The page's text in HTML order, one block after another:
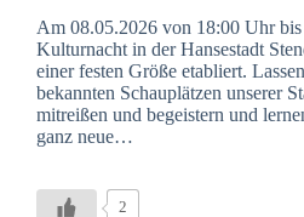
Am 08.05.2026 von 18:00 Uhr
Kulturnacht in der Hansestadt
einer festen Größe etabliert.
bekannten Schauplätzen unserer
mitreißen und begeistern und
ganz neue…
2